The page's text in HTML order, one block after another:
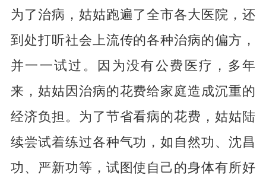
为了治病，姑姑跑遍了全市各大医院，还
到处打听社会上流传的各种治病的偏方，
并一一试过。因为没有公费医疗，多年
来，姑姑因治病的花费给家庭造成沉重的
经济负担。为了节省看病的花费，姑姑陆
续尝试着练过各种气功，如自然功、沈昌
功、严新功等，试图使自己的身体有所好